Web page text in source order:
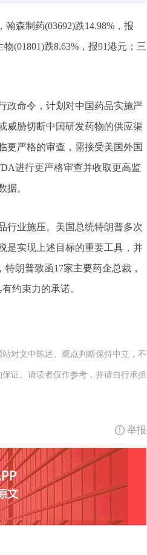
森制药(03692)跌14.98%，报
(01801)跌8.63%，报91港元；三
政命令，计划对中国药品实施严
威胁切断中国研发药物的供应渠
更严格的审查，需接受美国外国
进行更严格审查并收取更高监
据。
行业施压。美国总统特朗普多次
是实现上述目标的重要工具，并
朗普致函17家主要药企总裁，
约束力的承诺。
对文中陈述、观点判断保持中立，不
证。请读者仅作参考，并请自行承担
举报